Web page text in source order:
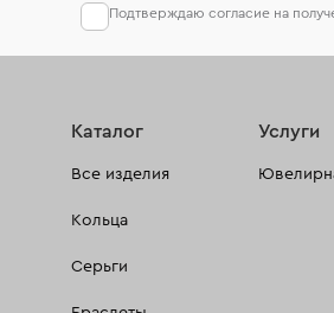
Подтверждаю согласие на
Каталог
Все изделия
Кольца
Серьги
Услуги